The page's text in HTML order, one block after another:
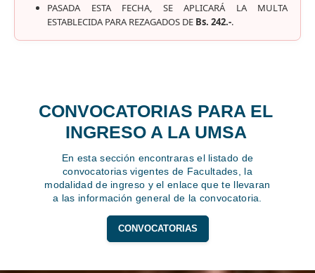
PASADA ESTA FECHA, SE APLICARÁ LA MULTA
ESTABLECIDA PARA REZAGADOS DE Bs. 242.-.
CONVOCATORIAS PARA EL
INGRESO A LA UMSA
En esta sección encontraras el listado de
convocatorias vigentes de Facultades, la
modalidad de ingreso y el enlace que te llevaran
a las información general de la convocatoria.
CONVOCATORIAS